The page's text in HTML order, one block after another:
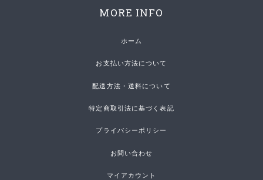
MORE INFO
ホーム
お支払い方法について
配送方法・送料について
特定商取引法に基づく表記
プライバシーポリシー
お問い合わせ
マイアカウント